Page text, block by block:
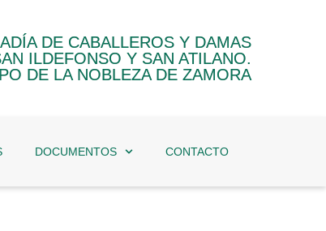
DE CABALLEROS Y DAMAS
ILDEFONSO Y SAN ATILANO.
DE LA NOBLEZA DE ZAMORA
DOCUMENTOS CONTACTO